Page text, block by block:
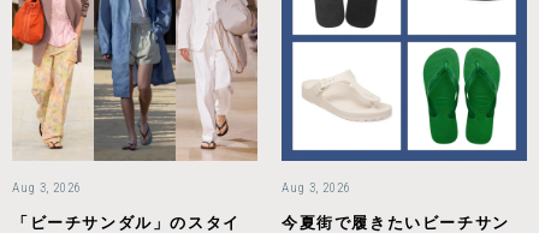
Aug 3, 2026
「ビーチサンダル」のスタイ
Aug 3, 2026
今夏街で履きたいビーチサン